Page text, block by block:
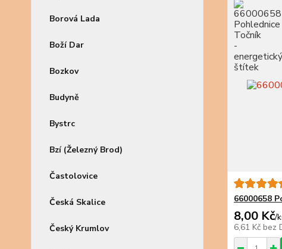
Borová Lada
Boží Dar
Bozkov
Budyně
Bystrc
Bzí (Železný Brod)
Častolovice
Česká Skalice
Český Krumlov
66000658
8,00 Kč/
6,61 Kč bez